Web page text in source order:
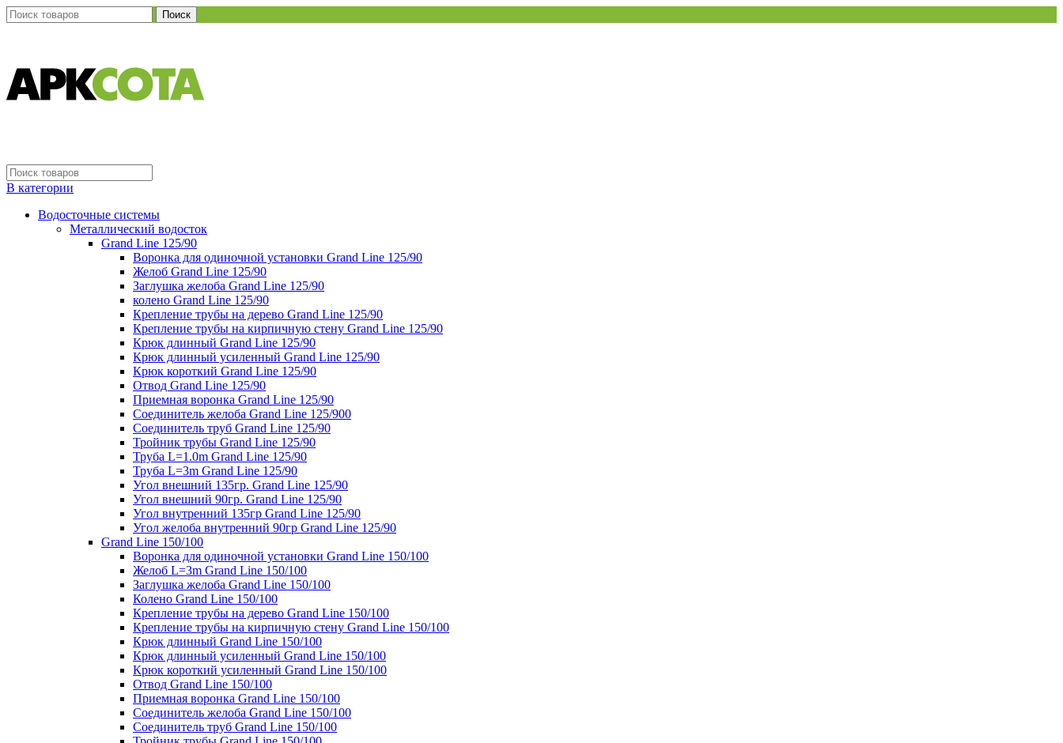
Поиск
В категории
Водосточные системы
Металлический водосток
Grand Line 125/90
Воронка для одиночной установки Grand Line 125/90
Желоб Grand Line 125/90
Заглушка желоба Grand Line 125/90
колено Grand Line 125/90
Крепление трубы на дерево Grand Line 125/90
Крепление трубы на кирпичную стену Grand Line 125/90
Крюк длинный Grand Line 125/90
Крюк длинный усиленный Grand Line 125/90
Крюк короткий Grand Line 125/90
Отвод Grand Line 125/90
Приемная воронка Grand Line 125/90
Соединитель желоба Grand Line 125/900
Соединитель труб Grand Line 125/90
Тройник трубы Grand Line 125/90
Труба L=1.0m Grand Line 125/90
Труба L=3m Grand Line 125/90
Угол внешний 135гр. Grand Line 125/90
Угол внешний 90гр. Grand Line 125/90
Угол внутренний 135гр Grand Line 125/90
Угол желоба внутренний 90гр Grand Line 125/90
Grand Line 150/100
Воронка для одиночной установки Grand Line 150/100
Желоб L=3m Grand Line 150/100
Заглушка желоба Grand Line 150/100
Колено Grand Line 150/100
Крепление трубы на дерево Grand Line 150/100
Крепление трубы на кирпичную стену Grand Line 150/100
Крюк длинный Grand Line 150/100
Крюк длинный усиленный Grand Line 150/100
Крюк короткий усиленный Grand Line 150/100
Отвод Grand Line 150/100
Приемная воронка Grand Line 150/100
Соединитель желоба Grand Line 150/100
Соединитель труб Grand Line 150/100